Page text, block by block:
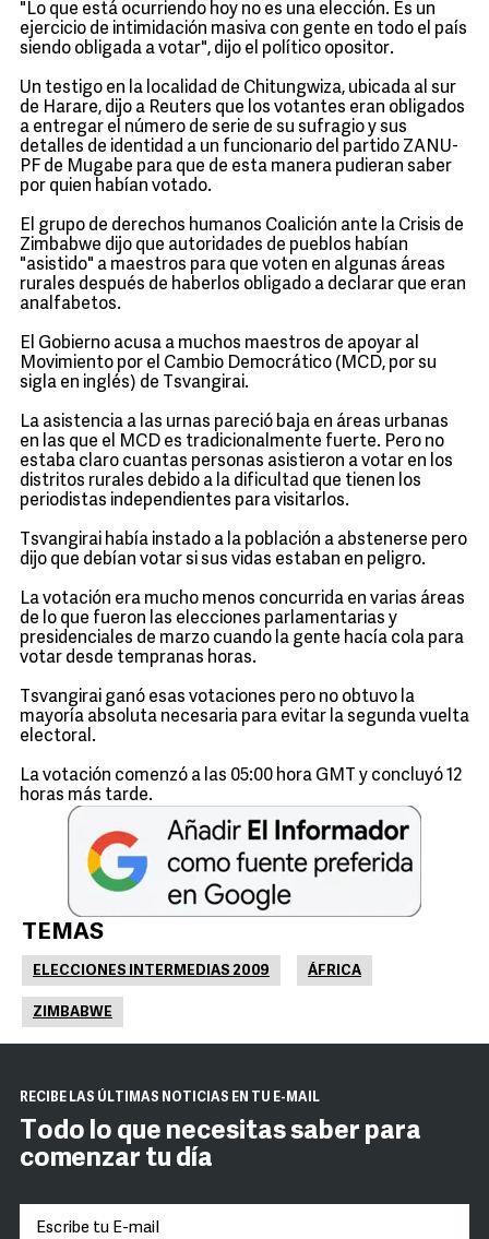
"Lo que está ocurriendo hoy no es una elección. Es un
ejercicio de intimidación masiva con gente en todo el país
siendo obligada a votar", dijo el político opositor.
Un testigo en la localidad de Chitungwiza, ubicada al sur
de Harare, dijo a Reuters que los votantes eran obligados
a entregar el número de serie de su sufragio y sus
detalles de identidad a un funcionario del partido ZANU-
PF de Mugabe para que de esta manera pudieran saber
por quien habían votado.
El grupo de derechos humanos Coalición ante la Crisis de
Zimbabwe dijo que autoridades de pueblos habían
"asistido" a maestros para que voten en algunas áreas
rurales después de haberlos obligado a declarar que eran
analfabetos.
El Gobierno acusa a muchos maestros de apoyar al
Movimiento por el Cambio Democrático (MCD, por su
sigla en inglés) de Tsvangirai.
La asistencia a las urnas pareció baja en áreas urbanas
en las que el MCD es tradicionalmente fuerte. Pero no
estaba claro cuantas personas asistieron a votar en los
distritos rurales debido a la dificultad que tienen los
periodistas independientes para visitarlos.
Tsvangirai había instado a la población a abstenerse pero
dijo que debían votar si sus vidas estaban en peligro.
La votación era mucho menos concurrida en varias áreas
de lo que fueron las elecciones parlamentarias y
presidenciales de marzo cuando la gente hacía cola para
votar desde tempranas horas.
Tsvangirai ganó esas votaciones pero no obtuvo la
mayoría absoluta necesaria para evitar la segunda vuelta
electoral.
La votación comenzó a las 05:00 hora GMT y concluyó 12
horas más tarde.
TEMAS
ELECCIONES INTERMEDIAS 2009 ÁFRICA
ZIMBABWE
RECIBE LAS ÚLTIMAS NOTICIAS EN TU E-MAIL
Todo lo que necesitas saber para
comenzar tu día